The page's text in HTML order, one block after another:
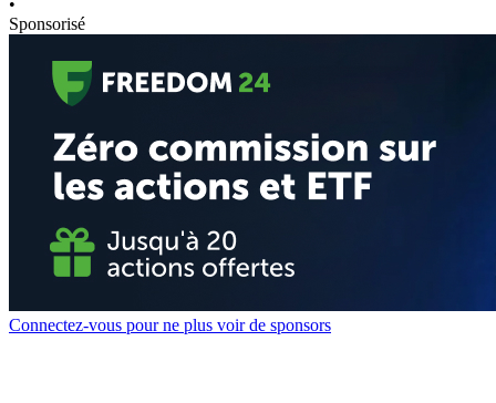
•
Sponsorisé
Connectez-vous pour ne plus voir de sponsors